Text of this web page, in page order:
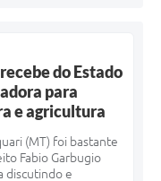
do Estado
para
e agricultura
(MT) foi bastante
Fabio Garbugio
discutindo e